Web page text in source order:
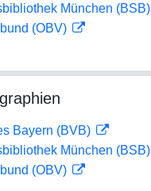
München (BSB)
(OBV)
Bayern (BVB)
München (BSB)
(OBV)